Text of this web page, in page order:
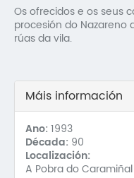
Os ofrecidos e os seus
procesión do Nazareno
rúas da vila.
Máis información
Ano: 1993
Década: 90
Localización:
A Pobra do